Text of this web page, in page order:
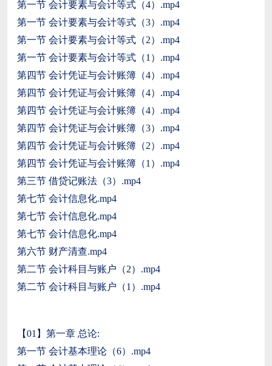
第一节 会计要素与会计等式（4）.mp4
第一节 会计要素与会计等式（3）.mp4
第一节 会计要素与会计等式（2）.mp4
第一节 会计要素与会计等式（1）.mp4
第四节 会计凭证与会计账簿（4）.mp4
第四节 会计凭证与会计账簿（4）.mp4
第四节 会计凭证与会计账簿（4）.mp4
第四节 会计凭证与会计账簿（3）.mp4
第四节 会计凭证与会计账簿（2）.mp4
第四节 会计凭证与会计账簿（1）.mp4
第三节 借贷记账法（3）.mp4
第七节 会计信息化.mp4
第七节 会计信息化.mp4
第七节 会计信息化.mp4
第六节 财产清查.mp4
第二节 会计科目与账户（2）.mp4
第二节 会计科目与账户（1）.mp4
【01】第一章 总论:
第一节 会计基本理论（6）.mp4